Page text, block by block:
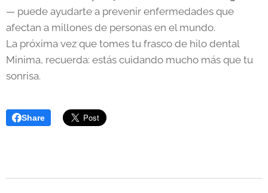
— puede ayudarte a prevenir enfermedades que
afectan a millones de personas en el mundo.
La próxima vez que tomes tu frasco de hilo dental
Minima, recuerda: estás cuidando mucho más que tu
sonrisa.
Share